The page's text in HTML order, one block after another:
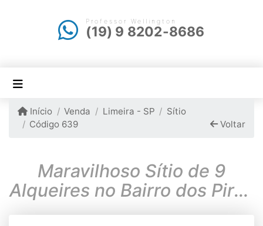
Professor Wellington
(19) 9 8202-8686
Início Venda Limeira - SP
Sítio
Código 639
Voltar
Maravilhoso Sítio de 9
Alqueires no Bairro dos Pires
em Limeira-SP